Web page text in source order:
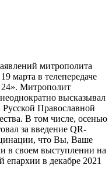
митрополита
марта в телепередаче
24». Митрополит
высказывал
Православной
В том числе, осенью
за введение QR-
что Вы, Ваше
в своем выступлении на
в декабре 2021